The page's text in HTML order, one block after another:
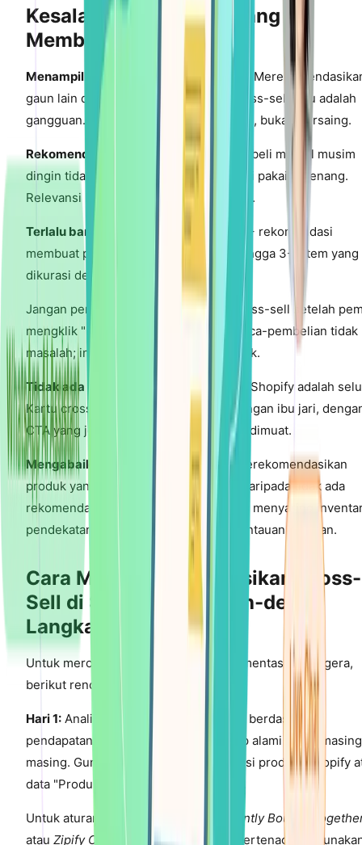
Kesalahan Cross-Sell yang
Membunuh Konversi
Menampilkan jenis produk yang sama:
gaun lain di halaman gaun bukanlah cross-sell—itu adalah
gangguan. Cross-sell harus melengkapi, bukan bersaing.
Rekomendasi yang tidak relevan:
Pembeli mantel musim
dingin tidak membutuhkan rekomendasi pakaian renang.
Relevansi kontekstual adalah segalanya.
Terlalu banyak pilihan:
Menampilkan 8+ rekomendasi
membuat pembeli kewalahan. Batasi hingga 3-5 item yang
dikurasi dengan hati-hati.
Jangan pernah menampilkan popup cross-sell setelah
mengklik "Pesan Sekarang." Upsell pasca-pembelian tidak
masalah; interupsi sebelum selesai tidak.
Tidak ada optimasi seluler:
70% traffic Shopify adalah
Kartu cross-sell harus dapat digulir dengan ibu jari,
CTA yang jelas dan gambar yang cepat dimuat.
Mengabaikan item kehabisan stok:Merekomendasikan
produk yang habis terjual lebih buruk daripada tidak ada
rekomendasi. Mesin AI secara otomatis menyaring
pendekatan manual memerlukan pemantauan konstan.
Cara Mengimplementasikan Cross-
Sell di Shopify: Langkah-demi-
Langkah
Untuk merchant yang siap mengimplementasikan segera,
berikut rencana eksekusi 7 hari:
Hari 1: Analisis 20 produk teratas Anda berdasarkan
pendapatan. Identifikasi 2-3 pelengkap alami untuk
masing. Gunakan laporan "Rekomendasi produk" Shopify
data "Produk terkait" Google Analytics.
Untuk aturan manual, gunakan
Frequently Bought
atau Zipify OCU
. Untuk rekomendasi bertenaga AI,